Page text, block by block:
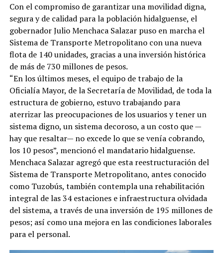
Con el compromiso de garantizar una movilidad digna,
segura y de calidad para la población hidalguense, el
gobernador Julio Menchaca Salazar puso en marcha el
Sistema de Transporte Metropolitano con una nueva
flota de 140 unidades, gracias a una inversión histórica
de más de 730 millones de pesos.
“En los últimos meses, el equipo de trabajo de la
Oficialía Mayor, de la Secretaría de Movilidad, de toda la
estructura de gobierno, estuvo trabajando para
aterrizar las preocupaciones de los usuarios y tener un
sistema digno, un sistema decoroso, a un costo que —
hay que resaltar— no excede lo que se venía cobrando,
los 10 pesos”, mencionó el mandatario hidalguense.
Menchaca Salazar agregó que esta reestructuración del
Sistema de Transporte Metropolitano, antes conocido
como Tuzobús, también contempla una rehabilitación
integral de las 34 estaciones e infraestructura olvidada
del sistema, a través de una inversión de 195 millones de
pesos; así como una mejora en las condiciones laborales
para el personal.